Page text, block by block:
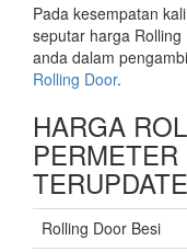
Pada kesempatan
seputar harga
anda dalam
Rolling Door.
HARGA
TERUPDATE
Rolling Door Besi